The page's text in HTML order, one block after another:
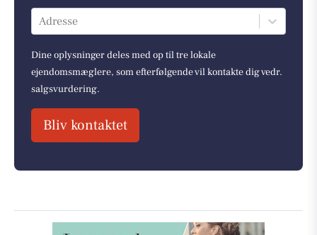
Adresse
Dine oplysninger deles med op til tre lokale
ejendomsmæglere, som efterfølgende vil kontakte dig vedr.
salgsvurdering.
Bliv kontaktet